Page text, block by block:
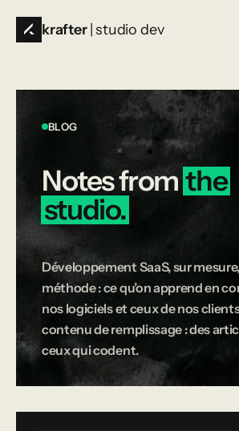
krafter | studio dev
BLOG
Notesfrom the
studio.
Développement SaaS, sur
méthode : ce qu’on apprend en
nos logiciels et ceux de nos
contenu de remplissage : des
ceux qui codent.